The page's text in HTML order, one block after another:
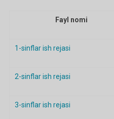
Fayl nomi
1-sinflar ish rejasi
2-sinflar ish rejasi
3-sinflar ish rejasi